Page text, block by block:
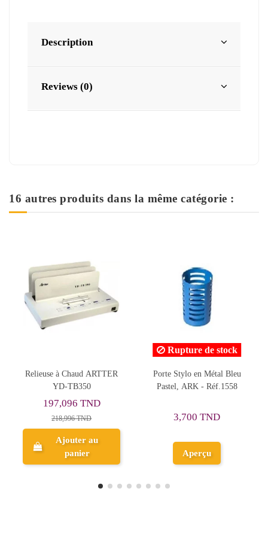
Description
Reviews (0)
16 autres produits dans la même catégorie :
Porte Stylo en Métal Bleu
Pastel, ARK - Réf.1558
3,700 TND
Aperçu
Rupture de stock
Plastifieuse A4 Rayson
Laminator 2 Rouleaux
129,591 TND
Aperçu